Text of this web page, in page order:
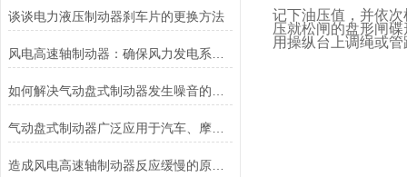
谈谈电力液压制动器刹车片的更换方法
气动盘式制动器广泛应用于汽车、摩托车和自行车等交通工具中
造成风电高速轴制动器反应缓慢的原因有哪些？
记下油压值，并依
压就松闸的盘形闸
用操纵台上调绳或